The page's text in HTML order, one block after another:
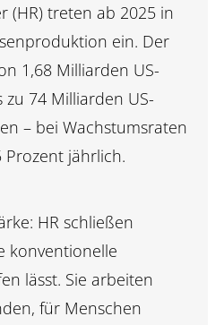
(HR) treten ab 2025 in
ein. Der
1,68 Milliarden US-
zu 74 Milliarden US-
– bei Wachstumsraten
Prozent jährlich.
HR schließen
konventionelle
lässt. Sie arbeiten
für Menschen